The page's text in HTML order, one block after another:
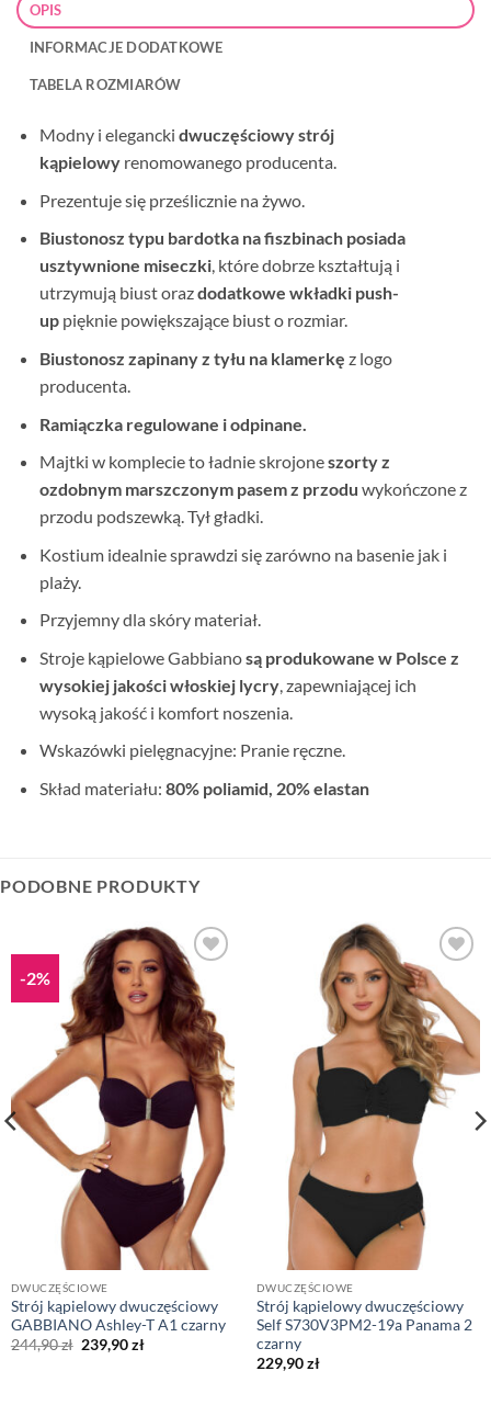
OPIS
INFORMACJE DODATKOWE
TABELA ROZMIARÓW
Modny i elegancki dwuczęściowy strój
kąpielowyrenomowanego producenta.
Prezentuje się prześlicznie na żywo.
Biustonosz typu bardotka na fiszbinach posiada
usztywnione miseczki, które dobrze kształtują i
utrzymują biust orazdodatkowe wkładki push-
uppięknie powiększające biust o rozmiar.
Biustonosz zapinany z tyłu na klamerkę z logo
producenta.
Ramiączka regulowane i odpinane.
Majtki w komplecie to ładnie skrojoneszorty z
ozdobnym marszczonym pasem z przodu wykończone z
przodu podszewką. Tył gładki.
Kostium idealnie sprawdzi się zarówno na basenie jak i
plaży.
Przyjemny dla skóry materiał.
Stroje kąpielowe Gabbianosą produkowane w Polsce z
wysokiej jakości włoskiej lycry, zapewniającej ich
wysoką jakość i komfort noszenia.
Wskazówki pielęgnacyjne: Pranie ręczne.
Skład materiału: 80% poliamid, 20% elastan
PODOBNE PRODUKTY
-2%
DWUCZĘŚCIOWE
Strój kąpielowy dwuczęściowy
GABBIANO Ashley-T A1 czarny
244,90zł Pierwotna
cena
239,90złAktualna
DWUCZĘŚCIOWE
Strój kąpielowy dwuczęściowy
Self S730V3PM2-19a Panama 2
czarny
229,90zł